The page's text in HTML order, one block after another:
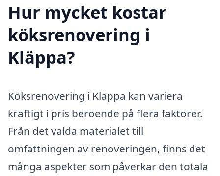
Hur mycket kostar
köksrenovering i
Kläppa?
Köksrenovering i Kläppa kan variera
kraftigt i pris beroende på flera faktorer.
Från det valda materialet till
omfattningen av renoveringen, finns det
många aspekter som påverkar den totala